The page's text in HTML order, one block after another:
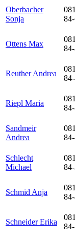
Oberbacher
Sonja
Ottens Max
Reuther Andrea
Riepl Maria
Sandmeir
Andrea
Schlecht
Michael
Schmid Anja
Schneider Erika